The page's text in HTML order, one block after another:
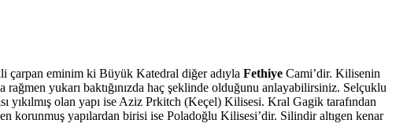
çarpan eminim ki Büyük Katedral diğer adıyla Fethiye Cami’dir. Kilisenin
yukarı baktığınızda haç şeklinde olduğunu anlayabilirsiniz. Selçuklu
yıkılmış olan yapı ise Aziz Prkitch (Keçel) Kilisesi. Kral Gagik tarafından
korunmuş yapılardan birisi ise Poladoğlu Kilisesi’dir. Silindir altıgen kenar